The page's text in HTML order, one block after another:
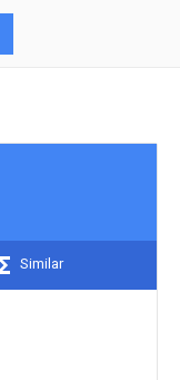
Similar